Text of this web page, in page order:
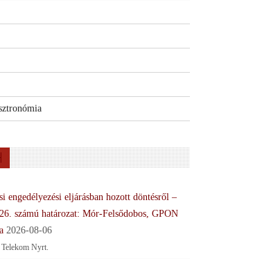
engedélyezési eljárásban hozott döntésről –
számú határozat: Mór-Felsődobos, GPON
2026-08-06
Nyrt.